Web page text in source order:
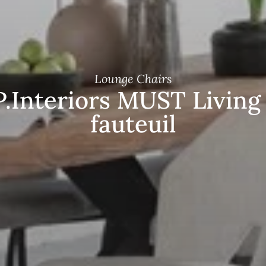
Lounge Chairs
MUST Living
fauteuil